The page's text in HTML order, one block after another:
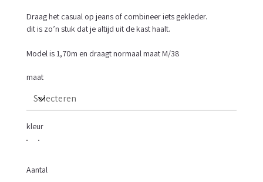
Draag het casual op jeans of combineer iets gekleder.
dit is zo’n stuk dat je altijd uit de kast haalt.
Model is 1,70m en draagt normaal maat M/38
maat
kleur
Aantal